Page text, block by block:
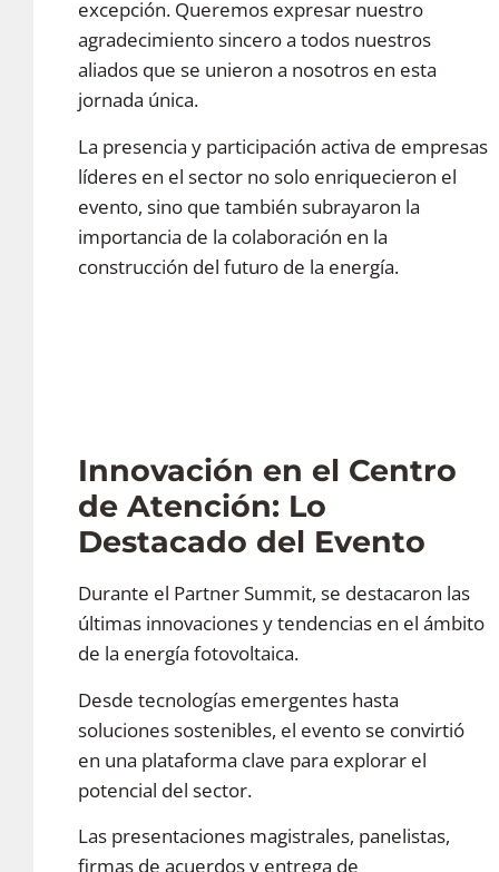
excepción. Queremos expresar nuestro
agradecimiento sincero a todos nuestros
aliados que se unieron a nosotros en esta
jornada única.
La presencia y participación activa de empresas
líderes en el sector no solo enriquecieron el
evento, sino que también subrayaron la
importancia de la colaboración en la
construcción del futuro de la energía.
Innovación en el Centro
de Atención: Lo
Destacado del Evento
Durante el Partner Summit, se destacaron las
últimas innovaciones y tendencias en el ámbito
de la energía fotovoltaica.
Desde tecnologías emergentes hasta
soluciones sostenibles, el evento se convirtió
en una plataforma clave para explorar el
potencial del sector.
Las presentaciones magistrales, panelistas,
firmas de acuerdos y entrega de